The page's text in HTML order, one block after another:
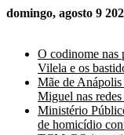
domingo, agosto 9
O codinome nas
Vilela e os
Mãe de
Miguel nas redes
Ministério
de homicídio